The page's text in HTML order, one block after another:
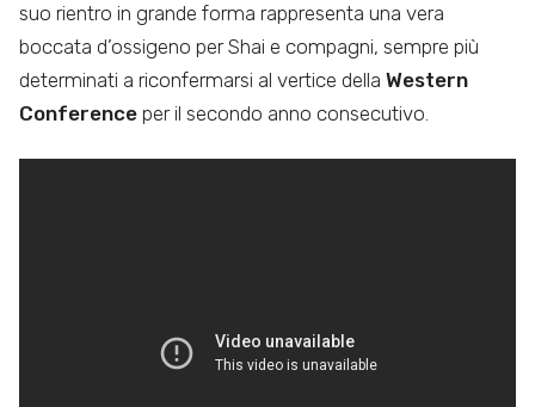
suo rientro in grande forma rappresenta una vera
boccata d’ossigeno per Shai e compagni, sempre più
determinati a riconfermarsi al vertice della Western
Conference per il secondo anno consecutivo.